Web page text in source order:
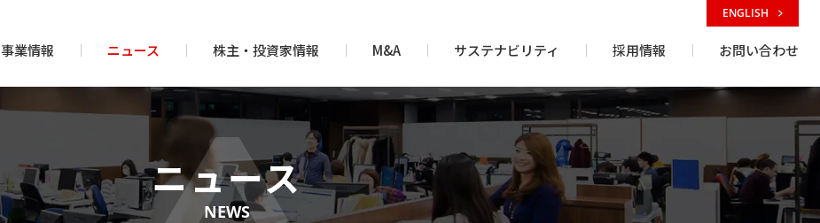
事業情報 ニュース 株主・投資家情報 M&A サステナビリティ 採用情報 お問い合わせ
ENGLISH
ニュース
NEWS